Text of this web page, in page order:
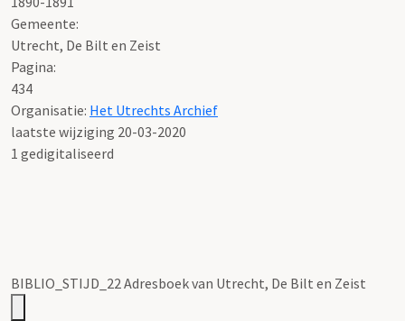
Gemeente:
Utrecht, De Bilt en Zeist
Pagina:
434
Organisatie: Het Utrechts Archief
laatste wijziging 20-03-2020
1 gedigitaliseerd
BIBLIO_STIJD_22 Adresboek van Utrecht, De Bilt en Zeist